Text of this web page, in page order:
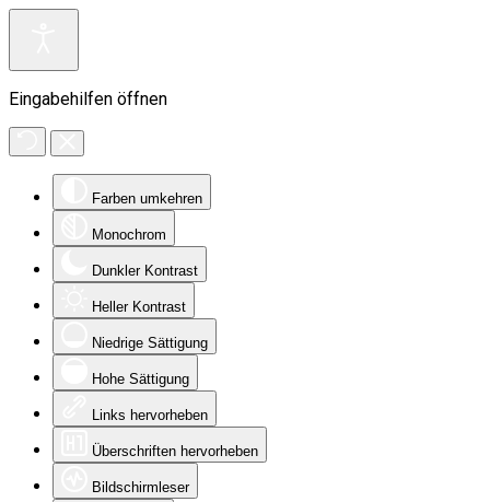
Eingabehilfen öffnen
Farben umkehren
Monochrom
Dunkler Kontrast
Heller Kontrast
Niedrige Sättigung
Hohe Sättigung
Links hervorheben
Überschriften hervorheben
Bildschirmleser